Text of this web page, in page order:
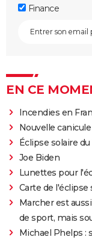
Finance
EN CE
Incendies en
Nouvelle canicule
Éclipse solaire
Joe Biden
Lunettes pour
Carte de l'éclipse
Marcher est
de sport, mais
Michael Phelps :